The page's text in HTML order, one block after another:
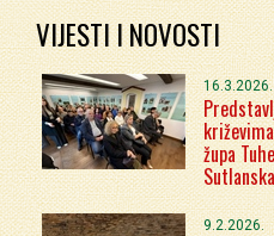
VIJESTI I NOVOSTI
16.3.2026.
župa
Sutlanska
9.2.2026.